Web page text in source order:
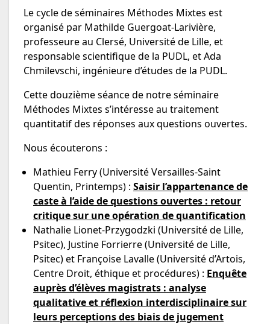
Le cycle de séminaires Méthodes Mixtes est
organisé par Mathilde Guergoat-Larivière,
professeure au Clersé, Université de Lille, et
responsable scientifique de la PUDL, et Ada
Chmilevschi, ingénieure d’études de la PUDL.
Cette douzième séance de notre séminaire
Méthodes Mixtes s’intéresse au traitement
quantitatif des réponses aux questions ouvertes.
Nous écouterons :
Mathieu Ferry (Université Versailles-Saint
Quentin, Printemps) : Saisir l’appartenance de
caste à l’aide de questions ouvertes : retour
critique sur une opération de quantification
Nathalie Lionet-Przygodzki (Université de Lille,
Psitec), Justine Forrierre (Université de Lille,
Psitec) et Françoise Lavalle (Université d’Artois,
Centre Droit, éthique et procédures) : Enquête
auprès d’élèves magistrats : analyse
qualitative et réflexion interdisciplinaire sur
leurs perceptions des biais de jugement